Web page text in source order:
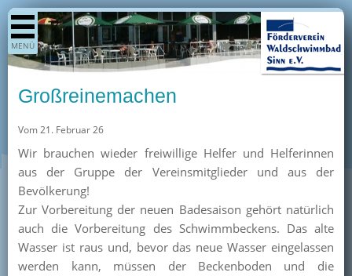
MENÜ
Shop
Aktuelles
Termine
Berichte
Bilder
/ Preise
Kurse
Unterstützer
Großreinemachen
Vom 21. Februar 26
Wir brauchen wieder freiwillige Helfer und Helferinnen
aus der Gruppe der Vereinsmitglieder und aus der
Bevölkerung!
Zur Vorbereitung der neuen Badesaison gehört natürlich
auch die Vorbereitung des Schwimmbeckens. Das alte
Wasser ist raus und, bevor das neue Wasser eingelassen
werden kann, müssen der Beckenboden und die